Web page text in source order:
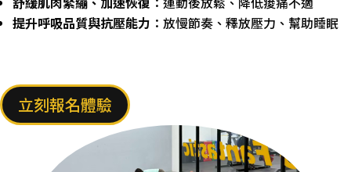
提升呼吸品質與抗壓能力 ：放慢節奏、釋放壓力、幫助睡眠
立刻報名體驗